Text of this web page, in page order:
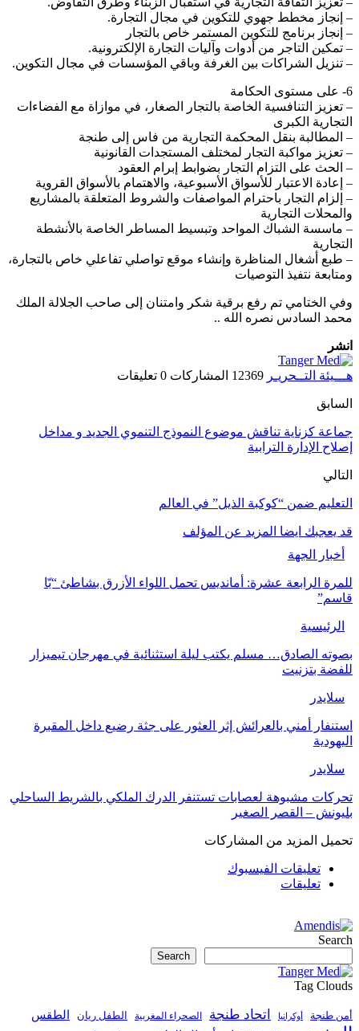
إنجاز مخطط جهوي للتكوين في مجال التجارة.
إنجاز برنامج للتكوين المستمر خاص بالتجار
تمكين التاجر من أدوات وآليات التجارة الإلكترونية.
تنزيل الشراكات بين الغرفة وباقي المؤسسات في مجال التكوين.
تعزيز التنافسية الخاصة بالتجار الصغار، في موازاة مع الفضاءات
الكبرى
المطالبة بنقل المحكمة التجارية من فاس إلى طنجة
تعزيز مواكبة التجار لمختلف المستجدات القانونية
الحث على التزام التجار بضوابط إبرام العقود
إعادة الاعتبار للأسواق الأسبوعية، والاهتمام بالأسواق القروية
إلزام التجار باحترام المواصفات والشروط المتعلقة بالمشاريع
التجارية
ماسسة الشباك المواحد وتبسيط المساطر الخاصة بالأنشطة
طبع أشغال المناظرة وإنشاء موقع تواصلي تفاعلي خاص بالتجارة،
نتفيذ التوصيات
الختامي تم رفع برقية شكر وامتنان إلى صاحب الجلالة الملك
السادس نصره الله ..
التــحريـر 12369 المشاركات 0 تعليقات
كزناية تناقش موضوع النموذج التنموي الجديد و مداخل
الإدارة الترابية
ضمن “كوكبة الذيل” في العالم
يعجبك ايضا المزيد عن المؤلف
أخبار الجهة
الرابعة عشرة: أمانديس تحمل اللواء الأزرق بشاطئ “بّا
الرئيسية
الصادق… مسلم يكتب ليلة استثنائية في مهرجان تيميزار
بتزنيت
سلايدر
أمني بالعرائش إثر العثور على جثة رضيع داخل المقبرة
سلايدر
مشبوهة لعصابات تستنفر الدرك الملكي بالشريط الساحلي
– القصر الصغير
المزيد من المشاركات
تعليقات الفيسبوك
تعليقات
Search
Tag
طنجة أوكرانيا اتحاد طنجة الصحراء المغربية الطفل ريان الطقس